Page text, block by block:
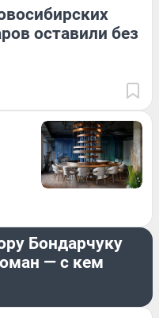
оставили без
Бондарчуку
— с кем